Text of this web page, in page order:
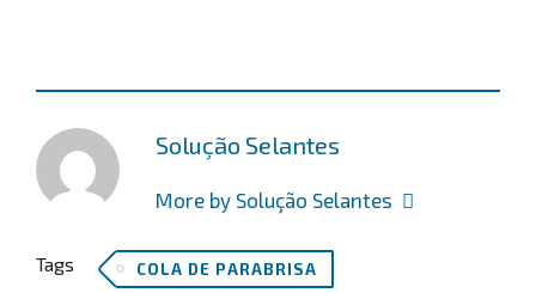
Solução Selantes
More by Solução Selantes
Tags COLA DE PARABRISA